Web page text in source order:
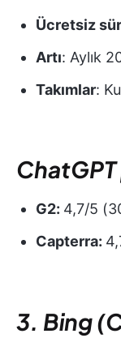
Ücretsiz
Artı: Aylık
Takımlar:
ChatGPT
G2: 4,7/5
Capterra:
3. Bing